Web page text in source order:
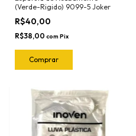
(Verde-Rigido) 9099-5 Joker
R$40,00
R$38,00 com Pix